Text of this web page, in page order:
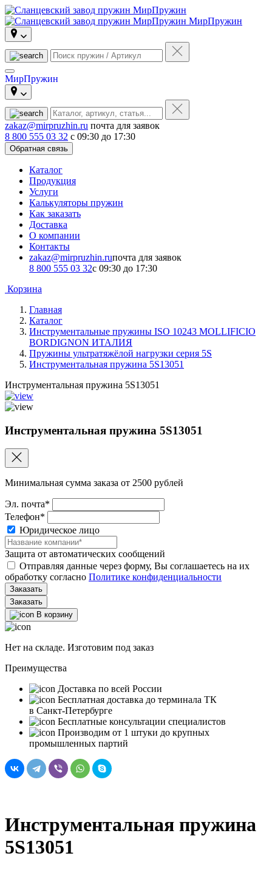
МирПружин
МирПружин
zakaz@mirpruzhin.ru почта для заявок
8 800 555 03 32 с 09:30 до 17:30
Обратная связь
Каталог
Продукция
Услуги
Калькуляторы пружин
Как заказать
Доставка
О компании
Контакты
zakaz@mirpruzhin.ruпочта для заявок
8 800 555 03 32с 09:30 до 17:30
Корзина
Главная
Каталог
Инструментальные пружины ISO 10243 MOLLIFICIO
BORDIGNON ИТАЛИЯ
Пружины ультратяжёлой нагрузки серия 5S
Инструментальная пружина 5S13051
Инструментальная пружина 5S13051
Инструментальная пружина 5S13051
Минимальная сумма заказа от 2500 рублей
Эл. почта*
Телефон*
Юридическое лицо
Защита от автоматических сообщений
Отправляя данные через форму, Вы соглашаетесь на их
обработку согласно Политике конфиденциальности
Заказать
В корзину
Нет на складе. Изготовим под заказ
Преимущества
Доставка по всей России
Бесплатная доставка до терминала ТК
в Санкт‑Петербурге
Бесплатные консультации специалистов
Производим от 1 штуки до крупных
промышленных партий
Инструментальная пружина
5S13051